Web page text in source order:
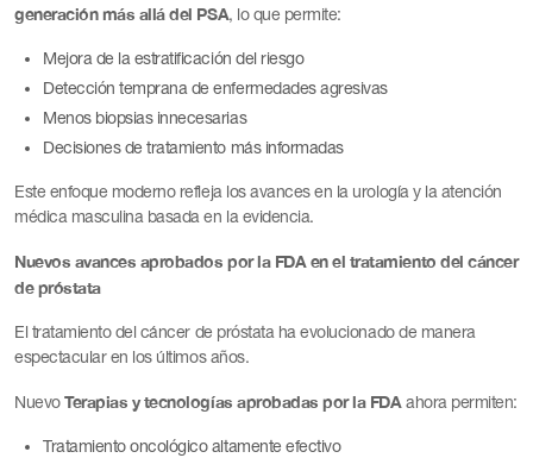
generación más allá del PSA, lo que permite:
Mejora de la estratificación del riesgo
Detección temprana de enfermedades agresivas
Menos biopsias innecesarias
Decisiones de tratamiento más informadas
Este enfoque moderno refleja los avances en la urología y la atención
médica masculina basada en la evidencia.
Nuevos avances aprobados por la FDA en el tratamiento del cáncer
de próstata
El tratamiento del cáncer de próstata ha evolucionado de manera
espectacular en los últimos años.
NuevoTerapias y tecnologías aprobadas por la FDA ahora permiten:
Tratamiento oncológico altamente efectivo